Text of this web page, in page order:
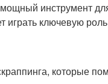
инструмент
ключевую
которые